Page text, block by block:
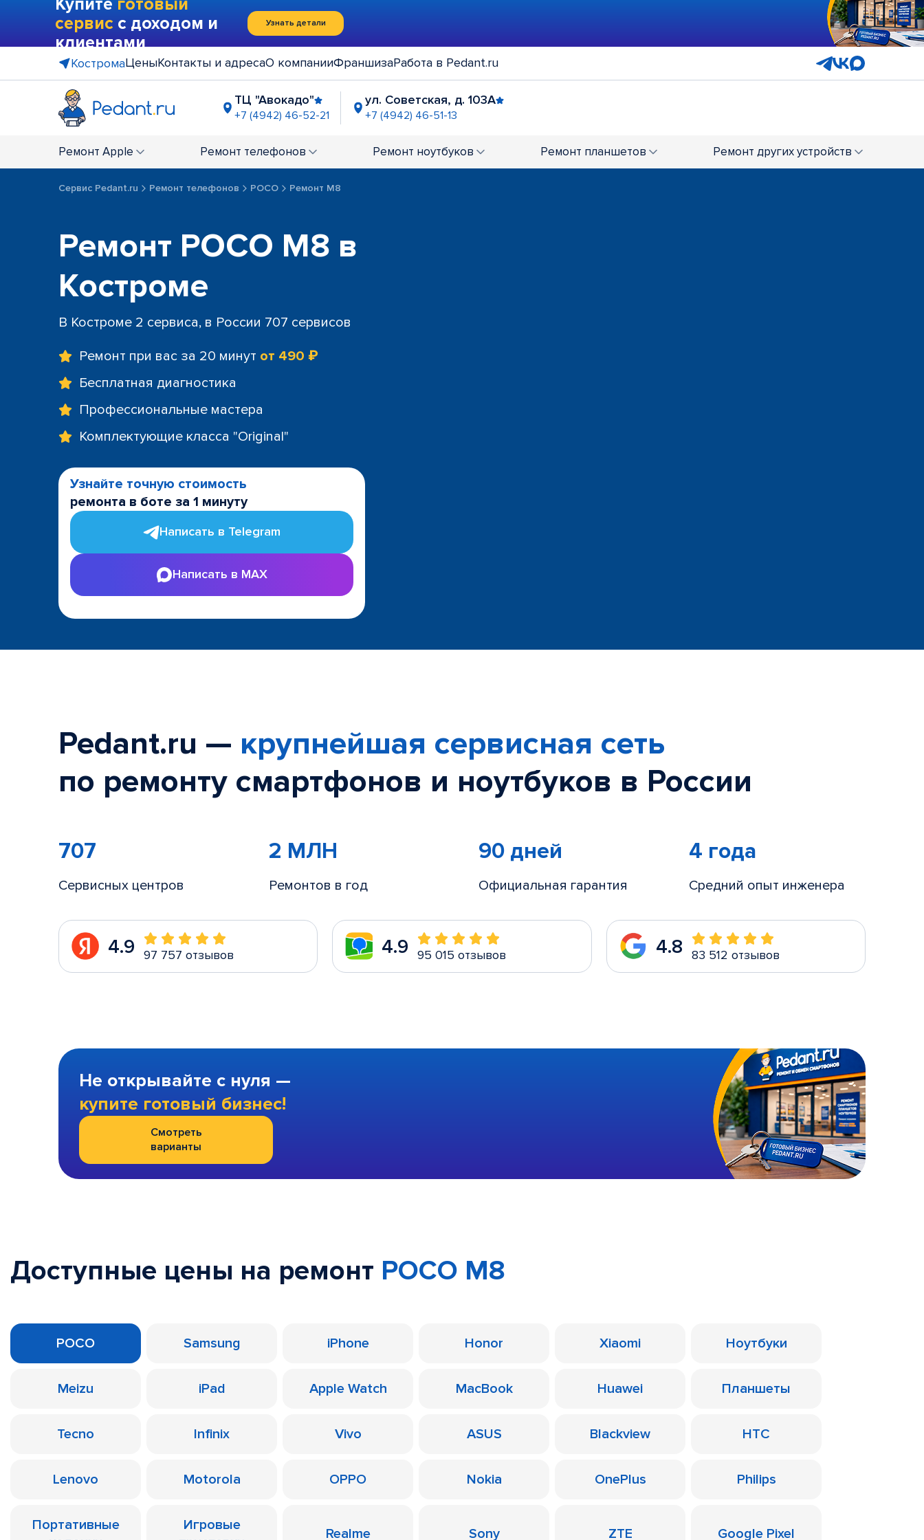
Купите готовый
сервис с доходом и
клиентами
Узнать детали
КостромаЦеныКонтакты и адресаО компанииФраншизаРабота в Pedant.ru
ТЦ "Авокадо"
+7 (4942) 46-52-21
ул. Советская, д. 103А
+7 (4942) 46-51-13
Ремонт Apple Ремонт телефонов Ремонт ноутбуков Ремонт планшетов Ремонт других устройств
Сервис Pedant.ru Ремонт телефонов POCO Ремонт M8
Ремонт POCO M8 в
Костроме
В Костроме 2 сервиса, в России 707 сервисов
Ремонт при вас за 20 минут от 490 ₽
Бесплатная диагностика
Профессиональные мастера
Комплектующие класса "Original"
Узнайте точную стоимость
ремонта в боте за 1 минуту
Написать в Telegram
Написать в MAX
Pedant.ru — крупнейшая сервисная сеть
по ремонту смартфонов и ноутбуков в России
707
Сервисных центров
2 МЛН
Ремонтов в год
90 дней
Официальная гарантия
4 года
Средний опыт инженера
4.9 97 757 отзывов 4.9 95 015 отзывов 4.8 83 512 отзывов
Не открывайте с нуля —
купите готовый бизнес!
Смотреть
варианты
Доступные цены на ремонт POCO M8
POCO Samsung iPhone Honor Xiaomi Ноутбуки
Meizu iPad Apple Watch MacBook Huawei Планшеты
Tecno Infinix Vivo ASUS Blackview HTC
Lenovo Motorola OPPO Nokia OnePlus Philips
Портативные
Игровые
Realme Sony ZTE Google Pixel